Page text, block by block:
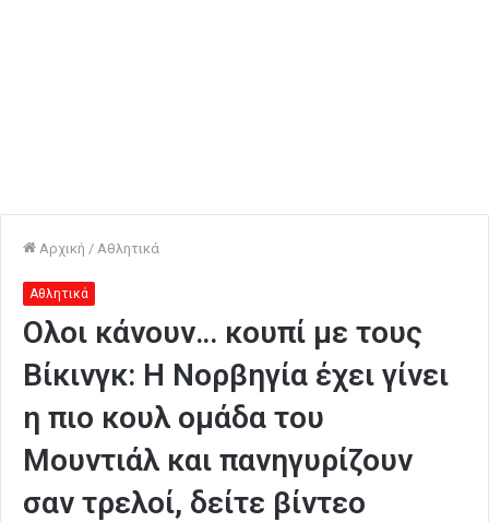
Αρχική / Αθλητικά
Αθλητικά
Ολοι κάνουν… κουπί με τους
Βίκινγκ: Η Νορβηγία έχει γίνει
η πιο κουλ ομάδα του
Μουντιάλ και πανηγυρίζουν
σαν τρελοί, δείτε βίντεο